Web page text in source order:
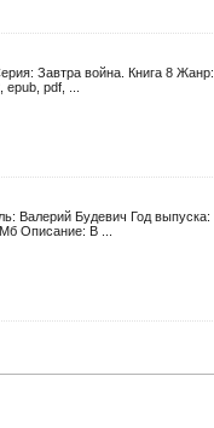
Завтра война. Книга 8 Жанр:
pdf, ...
Валерий Будевич Год выпуска:
Описание: В ...